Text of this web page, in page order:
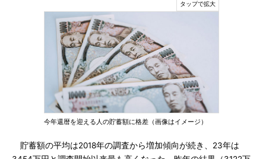
今年還暦を迎える人の貯蓄額に格差（画像はイメージ）
貯蓄額の平均は2018年の調査から増加傾向が続き、23年は